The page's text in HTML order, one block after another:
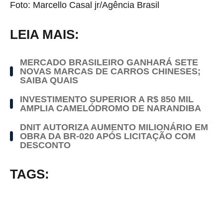
Foto: Marcello Casal jr/Agência Brasil
LEIA MAIS:
MERCADO BRASILEIRO GANHARÁ SETE
NOVAS MARCAS DE CARROS CHINESES;
SAIBA QUAIS
INVESTIMENTO SUPERIOR A R$ 850 MIL
AMPLIA CAMELÓDROMO DE NARANDIBA
DNIT AUTORIZA AUMENTO MILIONÁRIO EM
OBRA DA BR-020 APÓS LICITAÇÃO COM
DESCONTO
TAGS: